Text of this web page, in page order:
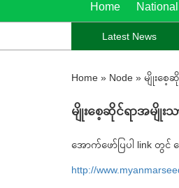
Home
Latest News
Home » Node » မျိုးစေ့
မျိုးစေ့ဆိုင်ရာအမျိုး
အောက်ဖော်ပြပါ link တွင်
http://